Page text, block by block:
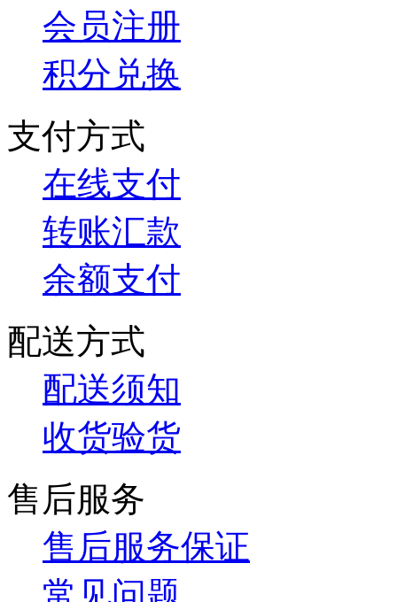
会员注册
积分兑换
支付方式
在线支付
转账汇款
余额支付
配送方式
配送须知
收货验货
售后服务
售后服务保证
常见问题